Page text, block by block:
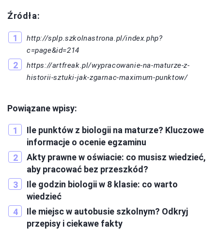
Źródła:
http://splp.szkolnastrona.pl/index.php?
c=page&id=214
https://artfreak.pl/wypracowanie-na-maturze-z-
historii-sztuki-jak-zgarnac-maximum-punktow/
Powiązane wpisy:
Ile punktów z biologii na maturze? Kluczowe
informacje o ocenie egzaminu
Akty prawne w oświacie: co musisz wiedzieć,
aby pracować bez przeszkód?
Ile godzin biologii w 8 klasie: co warto
wiedzieć
Ile miejsc w autobusie szkolnym? Odkryj
przepisy i ciekawe fakty